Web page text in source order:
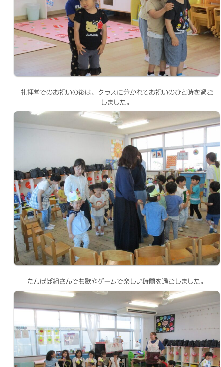
礼拝堂でのお祝いの後は、クラスに分かれてお祝いのひと時を過ご
しました。
たんぽぽ組さんでも歌やゲームで楽しい時間を過ごしました。